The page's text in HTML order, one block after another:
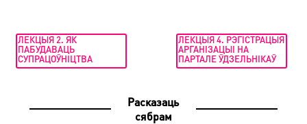
ЛЕКЦЫЯ 2. ЯК
ПАБУДАВАЦЬ
СУПРАЦОЎНІЦТВА
ЛЕКЦЫЯ 4. РЭГІСТРАЦЫЯ
АРГАНІЗАЦЫІ НА
ПАРТАЛЕ ЎДЗЕЛЬНІКАЎ
Расказаць
сябрам